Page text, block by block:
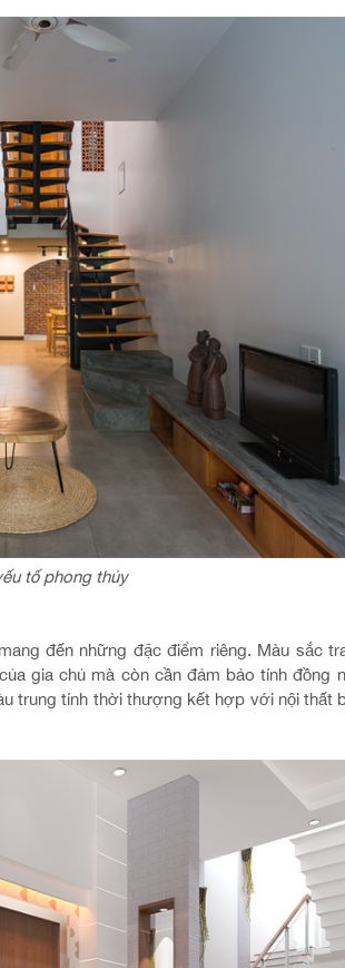
tố phong thủy
đến những đặc điểm riêng. Màu sắc
gia chủ mà còn cần đảm bảo tính đồng
trung tính thời thượng kết hợp với nội thất